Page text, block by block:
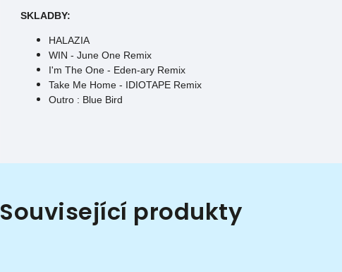
SKLADBY:
HALAZIA
WIN - June One Remix
I'm The One - Eden-ary Remix
Take Me Home - IDIOTAPE Remix
Outro : Blue Bird
Související produkty